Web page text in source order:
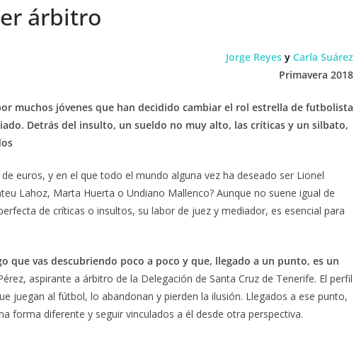
árbitro
Jorge Reyes y Carla Suárez
Primavera 2018
muchos jóvenes que han decidido cambiar el rol estrella de futbolista
Detrás del insulto, un sueldo no muy alto, las críticas y un silbato,
euros, y en el que todo el mundo alguna vez ha deseado ser Lionel
Lahoz, Marta Huerta o Undiano Mallenco? Aunque no suene igual de
de críticas o insultos, su labor de juez y mediador, es esencial para
que vas descubriendo poco a poco y que, llegado a un punto, es un
aspirante a árbitro de la Delegación de Santa Cruz de Tenerife. El perfil
juegan al fútbol, lo abandonan y pierden la ilusión. Llegados a ese punto,
forma diferente y seguir vinculados a él desde otra perspectiva.